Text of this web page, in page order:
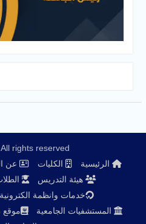
rights reserved.
الرئيسية
الكليات عن
هيئة التدريس
خدمات وانظمة الكترونية
المستشفيات الجامعية
موقع